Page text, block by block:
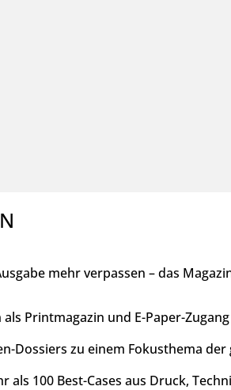
mehr verpassen – das
Printmagazin und E-Paper-Zugang
Dossiers zu einem Fokusthema
100 Best-Cases aus Druck,